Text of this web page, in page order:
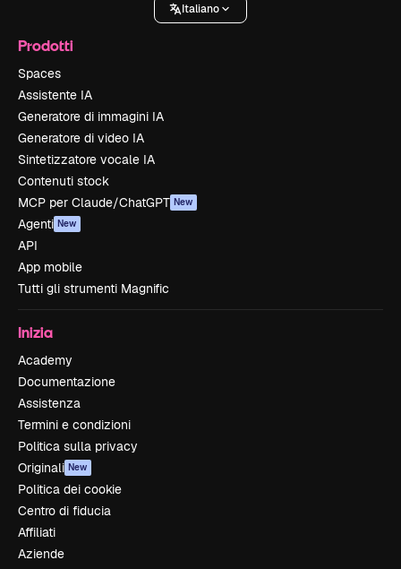
Italiano
Prodotti
Spaces
Assistente IA
Generatore di immagini IA
Generatore di video IA
Sintetizzatore vocale IA
Contenuti stock
MCP per Claude/ChatGPT New
Agenti New
API
App mobile
Tutti gli strumenti Magnific
Inizia
Academy
Documentazione
Assistenza
Termini e condizioni
Politica sulla privacy
Originali New
Politica dei cookie
Centro di fiducia
Affiliati
Aziende